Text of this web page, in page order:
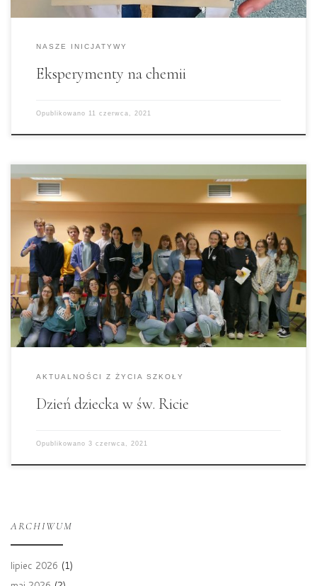
NASZE INICJATYWY
Eksperymenty na chemii
Opublikowano 11 czerwca, 2021
We wtorek 1 czerwca w naszym liceum odbył się
Samorządu Uczniowskiego przygotowali
,,zabawę”, która polegała na przebraniu się w
określony kolor, który został wylosowany przez
przewodniczącego klasy. Osoby, które przyszły w
tym kolorze lub dowolnym elemencie ubioru,
który zawierał wylosowany kolor były zwolnione
[…]
AKTUALNOŚCI Z ŻYCIA SZKOŁY
Dzień dziecka w św. Ricie
Opublikowano 3 czerwca, 2021
ARCHIWUM
lipiec 2026 (1)